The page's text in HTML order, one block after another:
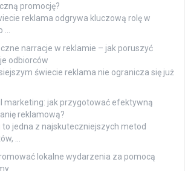
promocję?
reklama odgrywa kluczową rolę w
narracje w reklamie – jak poruszyć
odbiorców
świecie reklama nie ogranicza się już
marketing: jak przygotować efektywną
reklamową?
to jedna z najskuteczniejszych metod
…
lokalne wydarzenia za pomocą